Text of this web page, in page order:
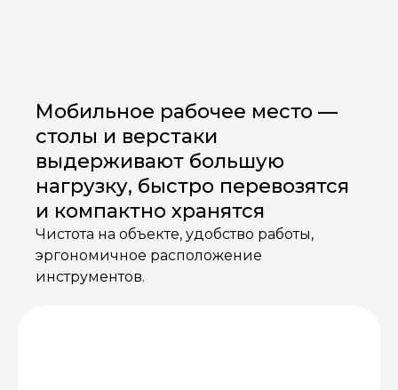
Мобильное рабочее место —
столы и верстаки
выдерживают большую
нагрузку, быстро перевозятся
и компактно хранятся
Чистота на объекте, удобство работы,
эргономичное расположение
инструментов.